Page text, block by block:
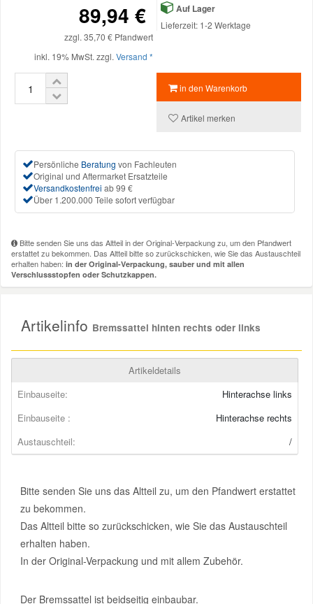
89,94 €
zzgl. 35,70 € Pfandwert
inkl. 19% MwSt. zzgl. Versand *
Auf Lager
Lieferzeit: 1-2 Werktage
in den Warenkorb
Artikel merken
Persönliche Beratung von Fachleuten
Original und Aftermarket Ersatzteile
Versandkostenfrei ab 99 €
Über 1.200.000 Teile sofort verfügbar
Bitte senden Sie uns das Altteil in der Original-Verpackung zu, um den Pfandwert
erstattet zu bekommen. Das Altteil bitte so zurückschicken, wie Sie das Austauschteil
erhalten haben: in der Original-Verpackung, sauber und mit allen
Verschlussstopfen oder Schutzkappen.
Artikelinfo Bremssattel hinten rechts oder links
Artikeldetails
Einbauseite:
Hinterachse links
Einbauseite :
Hinterachse rechts
Austauschteil:
/
Bitte senden Sie uns das Altteil zu, um den Pfandwert erstattet
zu bekommen.
Das Altteil bitte so zurückschicken, wie Sie das Austauschteil
erhalten haben.
In der Original-Verpackung und mit allem Zubehör.
Der Bremssattel ist beidseitig einbaubar.
Scheibenreinigung
Reparatur-Zubehör
Karosserie Werkzeug
Schlüsselgehäuse
Werkstattbedarf
Winter-Autozubehör
Daewoo Ersatzteile
Daihatsu Ersatzteile
Dodge Ersatzteile
Hyundai Ersatzteile
Kia Ersatzteile
Mini Ersatzteile
Nissan Ersatzteile
Porsche Ersatzteile